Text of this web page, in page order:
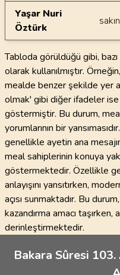
Yaşar Nuri
Öztürk
Tabloda görüldüğü gibi,
olarak kullanılmıştır.
mealde benzer şekilde yer
olmak' gibi diğer ifadeler ise
göstermiştir. Bu durum,
yorumlarının bir
genellikle ayetin ana
meal sahiplerinin konuya
göstermektedir. Özellikle
anlayışını yansıtırken,
açısı sunmaktadır. Bu
kazandırma amacı taşırken,
derinleştirmektedir.
Bakara Sûresi